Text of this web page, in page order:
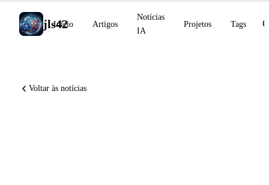
jls42
Início Artigos
Notícias
IA
Projetos Tags
Voltar às notícias